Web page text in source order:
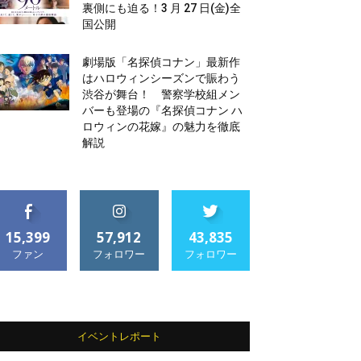
裏側にも迫る！3 月 27 日(金)全
国公開
劇場版「名探偵コナン」最新作
はハロウィンシーズンで賑わう
渋谷が舞台！ 警察学校組メン
バーも登場の『名探偵コナン ハ
ロウィンの花嫁』の魅力を徹底
解説
15,399
ファン
57,912
フォロワー
43,835
フォロワー
イベントレポート